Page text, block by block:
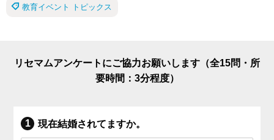
教育イベント トピックス
リセマムアンケートにご協力お願いします（全15問・所
要時間：3分程度）
現在結婚されてますか。